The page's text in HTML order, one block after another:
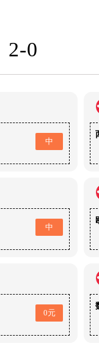
2-0
中
中
0元